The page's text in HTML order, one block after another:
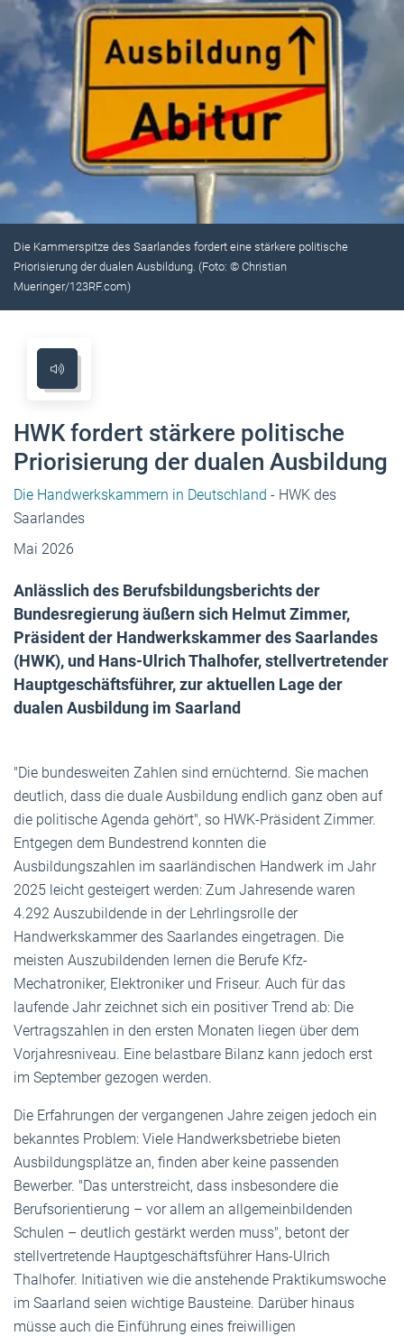
Die Kammerspitze des Saarlandes fordert eine stärkere politische
Priorisierung der dualen Ausbildung. (Foto: © Christian
Mueringer/123RF.com)
HWK fordert stärkere politische
Priorisierung der dualen Ausbildung
Die Handwerkskammern in Deutschland - HWK des
Saarlandes
Mai 2026
Anlässlich des Berufsbildungsberichts der
Bundesregierung äußern sich Helmut Zimmer,
Präsident der Handwerkskammer des Saarlandes
(HWK), und Hans-Ulrich Thalhofer, stellvertretender
Hauptgeschäftsführer, zur aktuellen Lage der
dualen Ausbildung im Saarland
"Die bundesweiten Zahlen sind ernüchternd. Sie machen
deutlich, dass die duale Ausbildung endlich ganz oben auf
die politische Agenda gehört", so HWK-Präsident Zimmer.
Entgegen dem Bundestrend konnten die
Ausbildungszahlen im saarländischen Handwerk im Jahr
2025 leicht gesteigert werden: Zum Jahresende waren
4.292 Auszubildende in der Lehrlingsrolle der
Handwerkskammer des Saarlandes eingetragen. Die
meisten Auszubildenden lernen die Berufe Kfz-
Mechatroniker, Elektroniker und Friseur. Auch für das
laufende Jahr zeichnet sich ein positiver Trend ab: Die
Vertragszahlen in den ersten Monaten liegen über dem
Vorjahresniveau. Eine belastbare Bilanz kann jedoch erst
im September gezogen werden.
Die Erfahrungen der vergangenen Jahre zeigen jedoch ein
bekanntes Problem: Viele Handwerksbetriebe bieten
Ausbildungsplätze an, finden aber keine passenden
Bewerber. "Das unterstreicht, dass insbesondere die
Berufsorientierung – vor allem an allgemeinbildenden
Schulen – deutlich gestärkt werden muss", betont der
stellvertretende Hauptgeschäftsführer Hans-Ulrich
Thalhofer. Initiativen wie die anstehende Praktikumswoche
im Saarland seien wichtige Bausteine. Darüber hinaus
müsse auch die Einführung eines freiwilligen